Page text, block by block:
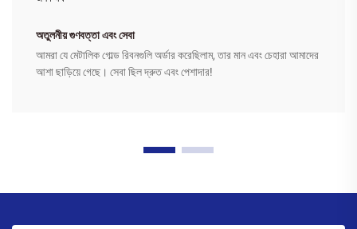
অতুলনীয় গুণবত্তা এবং সেবা
আমরা যে মেটালিক গোল্ড রিবনগুলি অর্ডার করেছিলাম, তার মান এবং চেহারা আমাদের
আশা ছাড়িয়ে গেছে। সেবা ছিল দ্রুত এবং পেশাদার!